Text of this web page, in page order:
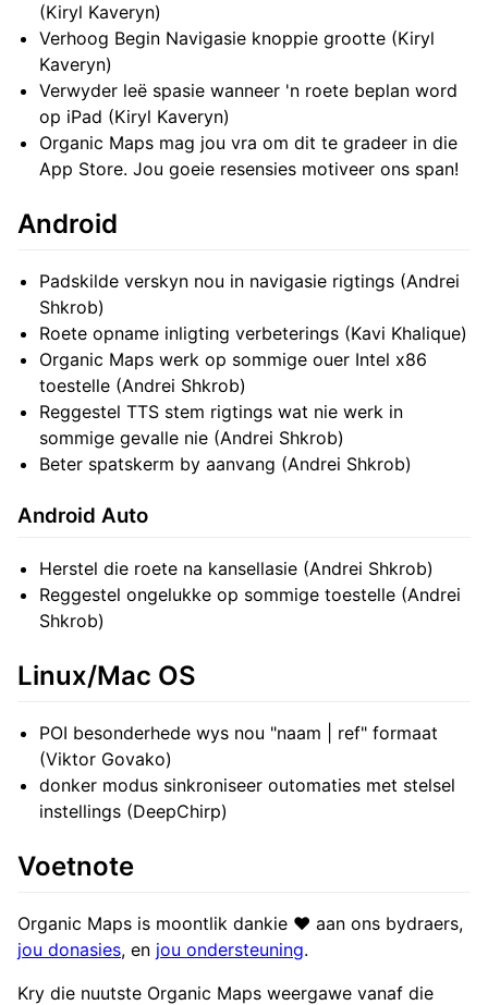
(Kiryl Kaveryn)
Verhoog Begin Navigasie knoppie grootte (Kiryl
Kaveryn)
Verwyder leë spasie wanneer 'n roete beplan word
op iPad (Kiryl Kaveryn)
Organic Maps mag jou vra om dit te gradeer in die
App Store. Jou goeie resensies motiveer ons span!
Android
Padskilde verskyn nou in navigasie rigtings (Andrei
Shkrob)
Roete opname inligting verbeterings (Kavi Khalique)
Organic Maps werk op sommige ouer Intel x86
toestelle (Andrei Shkrob)
Reggestel TTS stem rigtings wat nie werk in
sommige gevalle nie (Andrei Shkrob)
Beter spatskerm by aanvang (Andrei Shkrob)
Android Auto
Herstel die roete na kansellasie (Andrei Shkrob)
Reggestel ongelukke op sommige toestelle (Andrei
Shkrob)
Linux/Mac OS
POI besonderhede wys nou "naam | ref" formaat
(Viktor Govako)
donker modus sinkroniseer outomaties met stelsel
instellings (DeepChirp)
Voetnote
Organic Maps is moontlik dankie ❤️ aan ons bydraers,
jou donasies, en jou ondersteuning.
Kry die nuutste Organic Maps weergawe vanaf die